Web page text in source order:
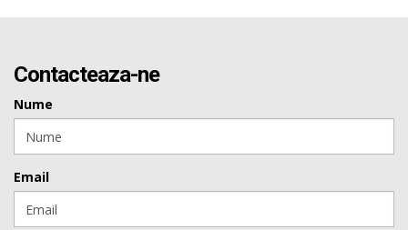
Contacteaza-ne
Nume
Email